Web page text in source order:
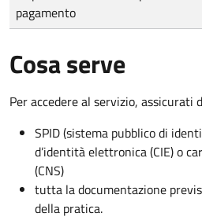
pagamento
Cosa serve
Per accedere al servizio, assicurati
SPID (sistema pubblico di
d’identità elettronica (CIE) o
(CNS)
tutta la documentazione
della pratica.